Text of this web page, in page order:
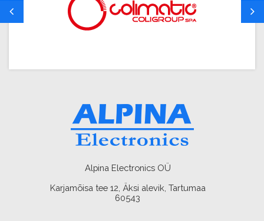
Alpina Electronics OÜ
Karjamõisa tee 12, Äksi alevik, Tartumaa
60543